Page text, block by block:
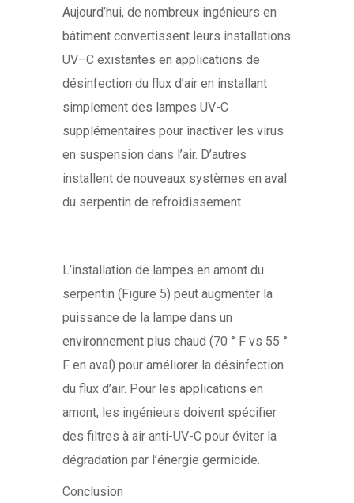
Aujourd’hui, de nombreux ingénieurs en
bâtiment convertissent leurs installations
UV–C existantes en applications de
désinfection du flux d’air en installant
simplement des lampes UV-C
supplémentaires pour inactiver les virus
en suspension dans l’air. D’autres
installent de nouveaux systèmes en aval
du serpentin de refroidissement
L’installation de lampes en amont du
serpentin (Figure 5) peut augmenter la
puissance de la lampe dans un
environnement plus chaud (70 ° F vs 55 °
F en aval) pour améliorer la désinfection
du flux d’air. Pour les applications en
amont, les ingénieurs doivent spécifier
des filtres à air anti-UV-C pour éviter la
dégradation par l’énergie germicide.
Conclusion